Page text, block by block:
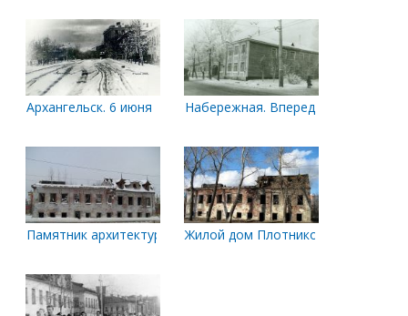
Архангельск. 6 июня 1958 годаНабережная. Впереди
Памятник архитектуры. Жилой дом Плотникова и Ивановой
Жилой дом Плотникова и